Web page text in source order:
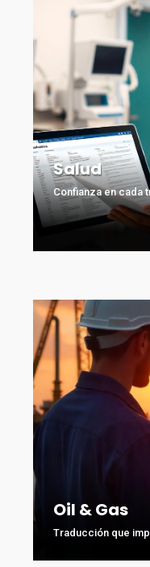
Salud
Confianza en cada
Oil & Gas
Traducción que